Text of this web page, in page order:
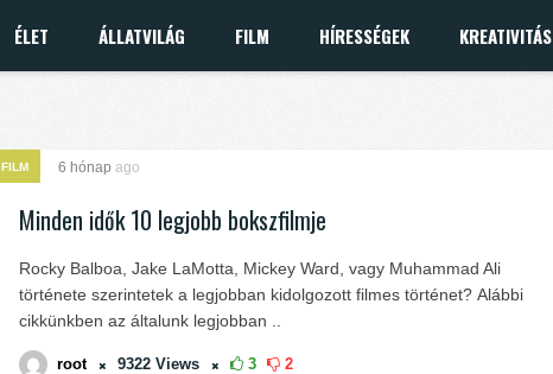
ÉLET ÁLLATVILÁG FILM HÍRESSÉGEK KREATIVITÁS
FILM 6 hónap ago
Minden idők 10 legjobb bokszfilmje
Rocky Balboa, Jake LaMotta, Mickey Ward, vagy Muhammad Ali
története szerintetek a legjobban kidolgozott filmes történet? Alábbi
cikkünkben az általunk legjobban ..
root 9322 Views 3 2